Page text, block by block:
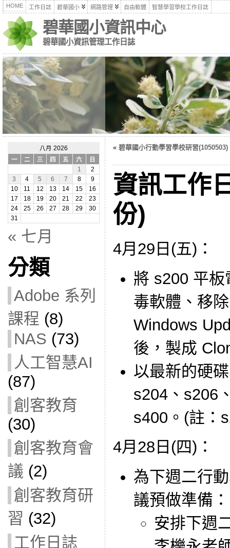
HOME 工作日誌 碧華國小 網路管理 自由軟體 智慧學習學校工作日誌
碧華國小資訊中心
碧華國小資訊管理工作日誌
八月 2026
一
二 三 四 五 六
日
1
2
3
4 5 6 7 8
9
10
11 12 13 14 15
16
17
18 19 20 21 22
23
24
25 26 27 28 29
30
31
« 七月
分類
Adobe 系列
課程 (8)
NAS (73)
人工智慧AI
(87)
創客教育
(30)
創客教育會
議 (2)
創客教育研
習 (32)
工作日誌
« 碧華國小行動學習學校研習(1050503)
資訊工作
份)
4月29日(五)：
將 s200 平
毒軟體、移
Windows
後，製成
以最新的硬
s204、s206
s400。(註：
4月28日(四)：
為下週二行
議預做準備：
安排下週